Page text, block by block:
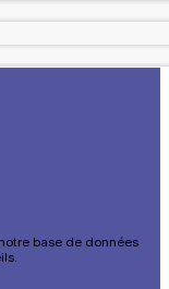
base de données